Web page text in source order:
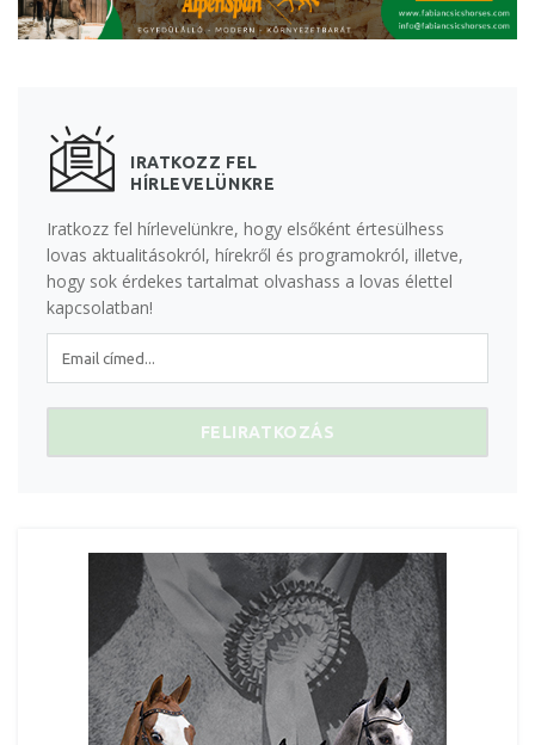
IRATKOZZ FEL
HÍRLEVELÜNKRE
Iratkozz fel hírlevelünkre, hogy elsőként értesülhess
lovas aktualitásokról, hírekről és programokról, illetve,
hogy sok érdekes tartalmat olvashass a lovas élettel
kapcsolatban!